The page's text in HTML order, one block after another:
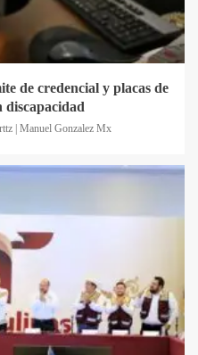
de credencial y placas de
discapacidad
| Manuel Gonzalez Mx